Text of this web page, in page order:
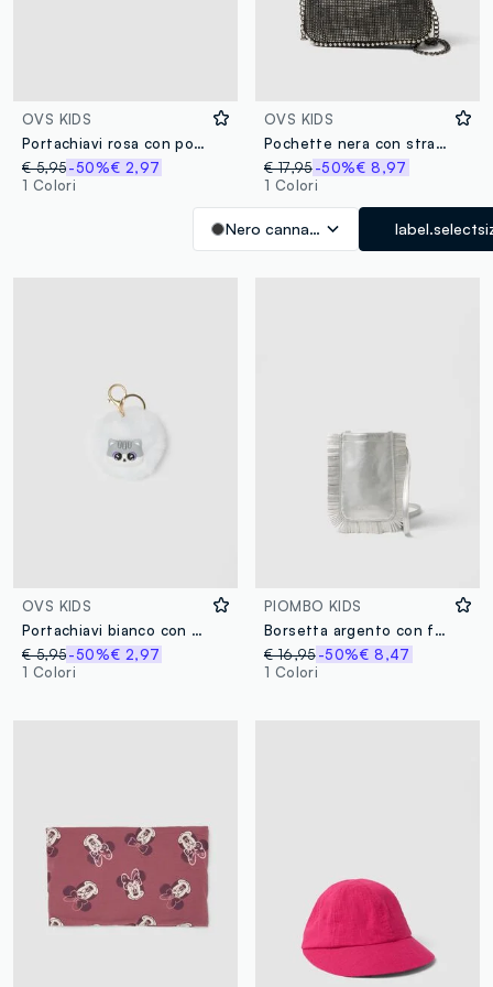
OVS KIDS
Portachiavi rosa con pompon effetto per bambina
€ 5,95-50%€ 2,97
1 Colori
OVS KIDS
Pochette nera con strass da bambina
€ 17,95 -50%€ 8,97
1 Colori
Nero canna di fucile
OVS KIDS
Portachiavi bianco con pompon e gattino per bambina
€ 5,95-50%€ 2,97
1 Colori
PIOMBO KIDS
Borsetta argento con frange per bimba
€ 16,95 -50%€ 8,47
1 Colori